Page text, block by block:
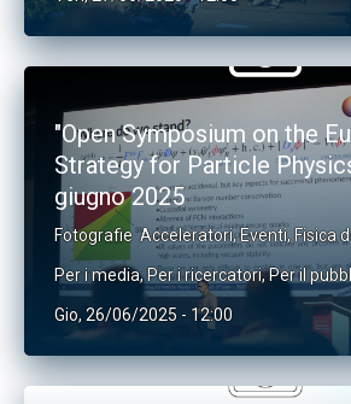
"Open Symposium on the
Strategy for Particle
giugno 2025
Fotografie Acceleratori,Eventi, Fisica
Per i media, Per i ricercatori,Per il
Gio, 26/06/2025 - 12:00